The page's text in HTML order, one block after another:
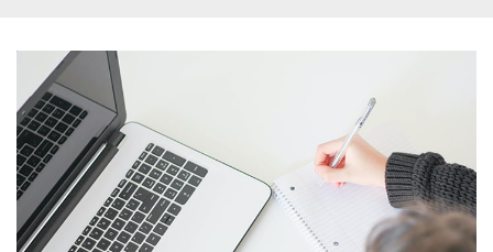
c
i
a